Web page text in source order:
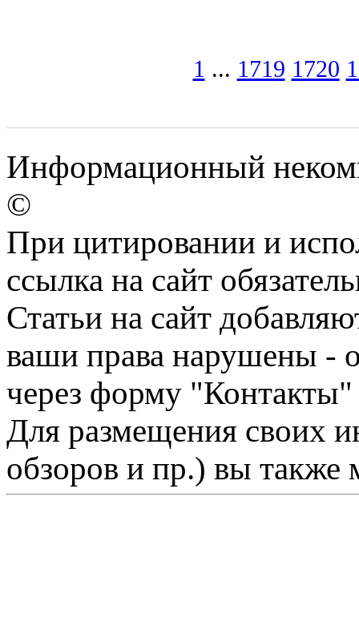
1 ... 1719 1720
Информационный
©
При цитировании и
ссылка на сайт
Статьи на сайт
ваши права нарушены -
через форму "Контакты"
Для размещения своих
обзоров и пр.) вы также